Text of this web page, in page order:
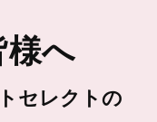
様へ
セレクトの